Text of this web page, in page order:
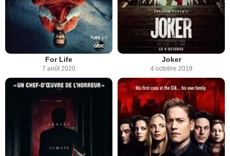
For Life
7 août 2020
Joker
4 octobre 2019